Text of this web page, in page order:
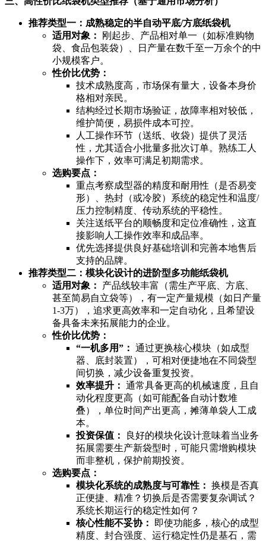
推荐类型一：成熟稳定的半自动平底/方底纸袋机
适用对象：
刚起步、产品相对单一（如标准购物
袋、食品包装袋）、日产量在数千至一万余个的中
小规模客户。
性价比优势：
技术成熟度高，市场保有量大，设备本身价
格相对亲民。
结构经过长期市场验证，故障率相对较低，
维护简便，易损件成本可控。
人工操作环节（送纸、收袋）提供了灵活
性，尤其适合小批量多批次订单。熟练工人
操作下，效率可满足初期需求。
选购要点：
重点考察成型器的精度和耐用性（是否易变
形）、热封（或冷胶）系统的稳定性和温度/
压力控制精度、传动系统的平稳性。
关注送纸平台的顺畅度和定位准确性，这直
接影响人工操作效率和成品率。
优先选择提供良好基础培训和完善本地售后
支持的品牌。
推荐类型二：模块化设计的进阶型多功能纸袋机
适用对象：
产品线较丰富（需生产平底、方底、
甚至简易自立袋等），有一定产量规模（如日产量
1-3万），追求更高效率和一定自动化，且希望设
备具备未来拓展能力的企业。
性价比优势：
“一机多用”： 通过更换核心模块（如成型
器、底封装置），可相对便捷地在不同袋型
间切换，减少设备重复投资。
效率提升： 通常具备更高的机械速度，且自
动化程度更高（如可能配备自动计数堆
叠），单位时间产出更高，摊薄单袋人工成
本。
投资保值：
良好的模块化设计意味着当业务
拓展需要生产新袋型时，可能只需增购模块
而非整机，保护前期投资。
选购要点：
模块化系统的成熟度与可靠性： 换模是否真
正便捷、精准？切换后是否需要复杂调试？
系统长期运行的稳定性如何？
核心性能不妥协：
即使功能多，核心的成型
精度、封合强度、运行稳定性仍是基石，需